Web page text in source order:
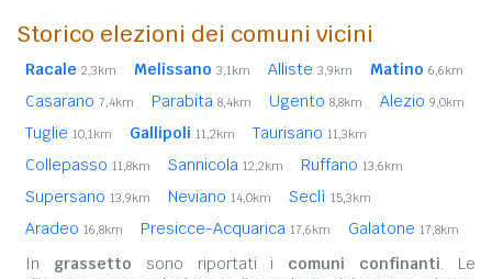
Storico elezioni dei comuni vicini
Racale 2,3km Melissano 3,1km Alliste 3,9km Matino 6,6km
Casarano 7,4km Parabita 8,4km Ugento 8,8km Alezio 9,0km
Tuglie 10,1km Gallipoli 11,2km Taurisano 11,3km
Collepasso 11,8km Sannicola 12,2km Ruffano 13,6km
Supersano 13,9km Neviano 14,0km Seclì 15,3km
Aradeo 16,8km Presicce-Acquarica 17,6km Galatone 17,8km
In grassetto sono riportati i comuni confinanti. Le